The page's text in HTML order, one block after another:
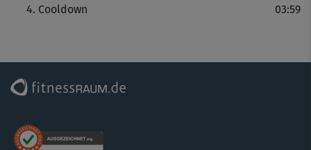
Cooldown
03:59